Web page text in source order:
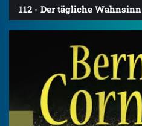
112 - Der tägliche Wahnsinn